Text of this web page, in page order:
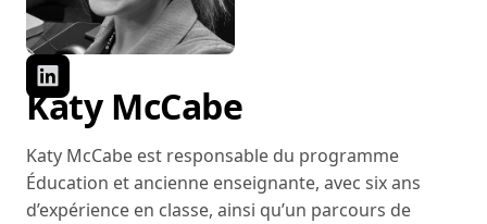
Katy McCabe
Katy McCabe est responsable du programme
Éducation et ancienne enseignante, avec six ans
d’expérience en classe, ainsi qu’un parcours de